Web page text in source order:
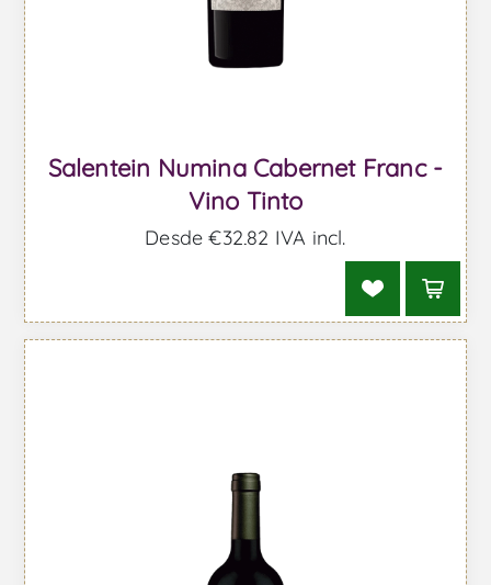
Salentein Numina Cabernet Franc -
Vino Tinto
Desde €32,82 IVA incl.